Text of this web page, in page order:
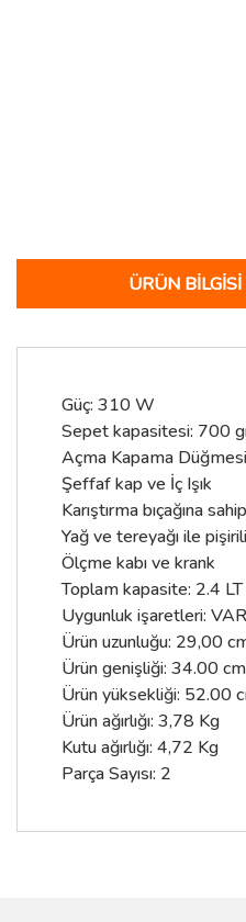
ÜRÜN BILGISI
Güç: 310 W
Sepet kapasitesi: 700
Açma Kapama Düğmesi
Şeffaf kap ve İç Işık
Karıştırma bıçağına
Yağ ve tereyağı ile
Ölçme kabı ve krank
Toplam kapasite: 2.4 LT
Uygunluk işaretleri: VAR
Ürün uzunluğu: 29,00
Ürün genişliği: 34.00 cm
Ürün yüksekliği: 52.00
Ürün ağırlığı: 3,78 Kg
Kutu ağırlığı: 4,72 Kg
Parça Sayısı: 2